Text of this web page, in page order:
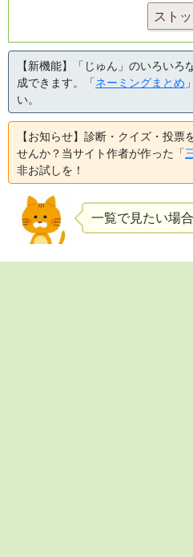
スト
【新機能】「じゅん」のいろいろ
成できます。「ネーミングまとめ
い。
【お知らせ】診断・クイズ・投票
せんか？当サイト作者が作った「
非お試しを！
一覧で見たい場